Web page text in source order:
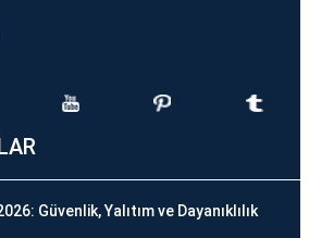
Güvenlik, Yalıtım ve Dayanıklılık